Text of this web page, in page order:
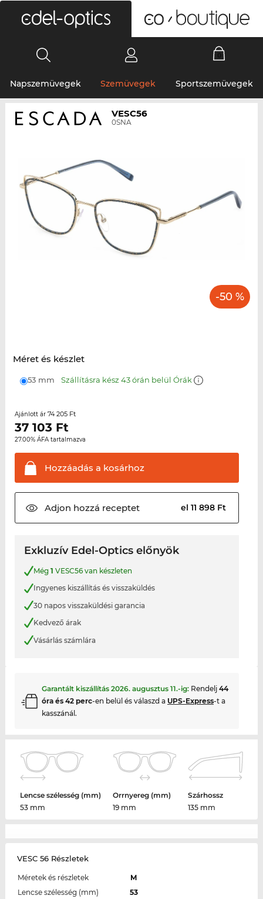
Napszemüvegek Szemüvegek Sportszemüvegek
VESC56
0SNA
-50 %
Méret és készlet
53 mm Szállításra kész 43 órán belül Órák
Ajánlott ár 74 205 Ft
37 103 Ft
27.00% ÁFA tartalmazva
Hozzáadás a kosárhoz
Adjon hozzá receptet el 11 898 Ft
Exkluzív Edel-Optics előnyök
Még 1 VESC56 van készleten
Ingyenes kiszállítás és visszaküldés
30 napos visszaküldési garancia
Kedvező árak
Vásárlás számlára
Garantált kiszállítás 2026. augusztus 11.-ig: Rendelj 44
óra és 42 perc-en belül és válaszd a UPS-Express-t a
kasszánál.
Lencse szélesség (mm)
53 mm
Orrnyereg (mm)
19 mm
Szárhossz
135 mm
VESC 56 Részletek
Méretek és részletek
M
Lencse szélesség (mm)
53